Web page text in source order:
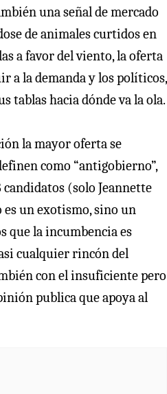
una señal de mercado
de animales curtidos en
a favor del viento, la oferta
a la demanda y los políticos,
tablas hacia dónde va la ola.
la mayor oferta se
como “antigobierno”,
candidatos (solo Jeannette
es un exotismo, sino un
que la incumbencia es
cualquier rincón del
con el insuficiente pero
publica que apoya al